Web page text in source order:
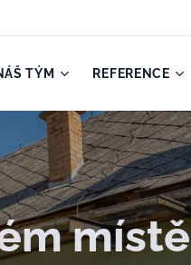
TÝM REFERENCE
místě